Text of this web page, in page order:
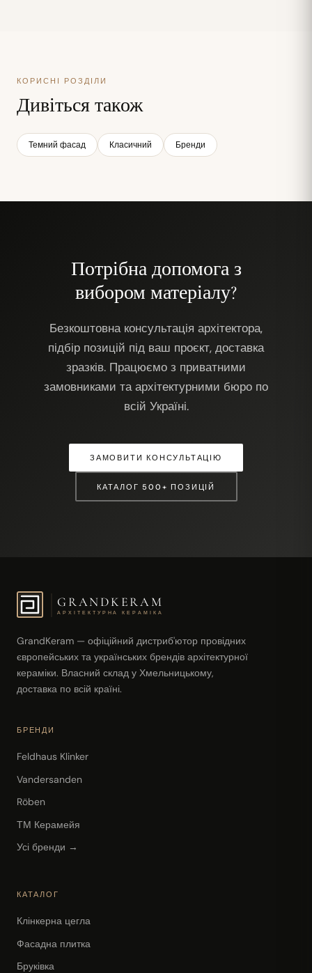
КОРИСНІ РОЗДІЛИ
Дивіться також
Темний фасад Класичний Бренди
Потрібна допомога з
вибором матеріалу?
Безкоштовна консультація архітектора,
підбір позицій під ваш проєкт, доставка
зразків. Працюємо з приватними
замовниками та архітектурними бюро по
всій Україні.
ЗАМОВИТИ КОНСУЛЬТАЦІЮ
КАТАЛОГ 500+ ПОЗИЦІЙ
GRANDKERAM
АРХІТЕКТУРНА КЕРАМІКА
GrandKeram — офіційний дистриб'ютор провідних
європейських та українських брендів архітектурної
кераміки. Власний склад у Хмельницькому,
доставка по всій країні.
БРЕНДИ
Feldhaus Klinker
Vandersanden
Röben
ТМ Керамейя
Усі бренди →
КАТАЛОГ
Клінкерна цегла
Фасадна плитка
Бруківка